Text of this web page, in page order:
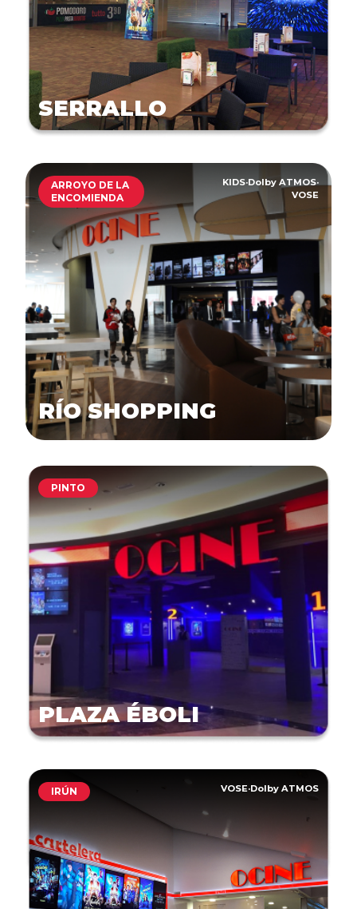
SERRALLO
ARROYO DE LA
ENCOMIENDA
KIDS·Dolby ATMOS·
VOSE
RÍO SHOPPING
PINTO
PLAZA ÉBOLI
IRÚN VOSE·Dolby ATMOS